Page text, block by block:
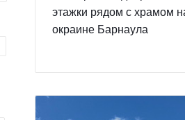
этажки рядом с храмом
окраине Барнаула